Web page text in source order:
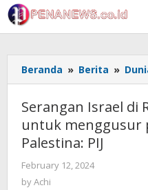
Skip
to
content
Beranda » Berita »
Serangan Israel di
untuk menggusur
Palestina: PIJ
February 12, 2024
byAchi